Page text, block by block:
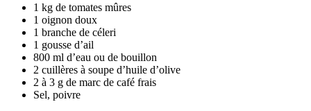
1 kg de tomates mûres
1 oignon doux
1 branche de céleri
1 gousse d’ail
800 ml d’eau ou de bouillon
2 cuillères à soupe d’huile d’olive
2 à 3 g de marc de café frais
Sel, poivre